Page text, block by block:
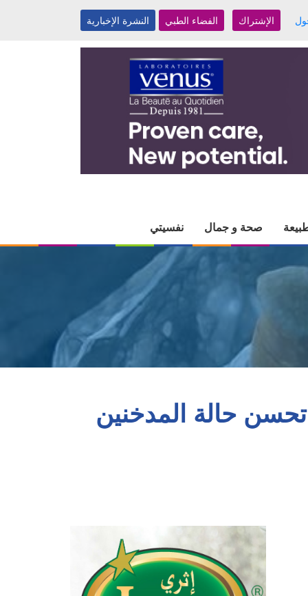
الإشتراك الفضاء الطبي النشرة الإخبارية
صحة و جمال نفسيتي
حالة المدخنين